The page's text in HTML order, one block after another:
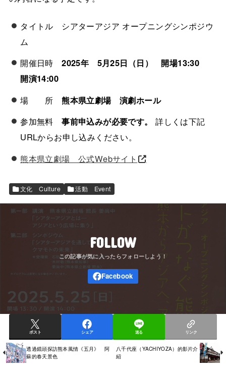
タイトル シアターアジア オープニングシンポジウ
ム
開催日時2025年 5月25日（日） 開場13:30
開演14:00
場 所熊本県立劇場 演劇ホール
参加無料事前申込みが必要です。
詳しくは下記
URLからお申し込みください。
熊本県立劇場 公式Webサイト
文化 Culture 活動 Event
FOLLOW
ポスト シェア 送る リンク
透過鏡頭探訪熊本風情《五月》 阿
蘇的春天景色
八千代座（YACHIYOZA）的影片介
紹